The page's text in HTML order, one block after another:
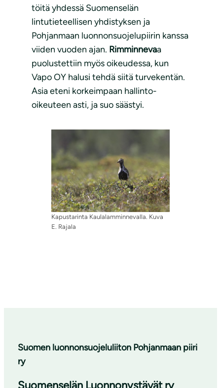
töitä yhdessä Suomenselän
lintutieteellisen yhdistyksen ja
Pohjanmaan luonnonsuojelupiirin kanssa
viiden vuoden ajan. Rimminnevaa
puolustettiin myös oikeudessa, kun
Vapo OY halusi tehdä siitä turvekentän.
Asia eteni korkeimpaan hallinto-
oikeuteen asti, ja suo säästyi.
Kapustarinta Kaulalamminnevalla. Kuva
E. Rajala
Suomen luonnonsuojeluliiton Pohjanmaan piiri
ry
Suomenselän Luonnonystävät ry